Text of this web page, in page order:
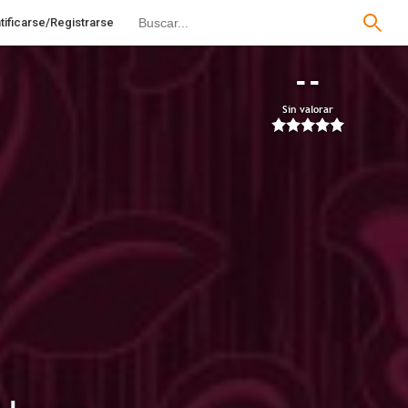
Registrarse
--
Sin valorar